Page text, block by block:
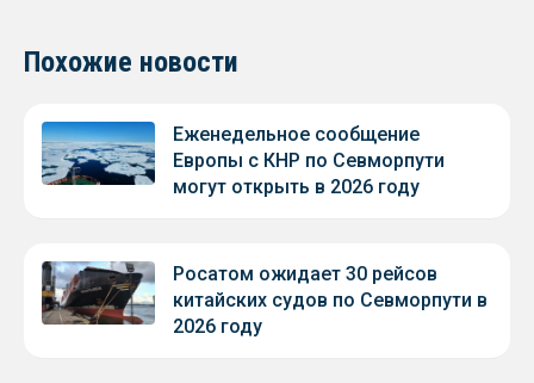
Похожие новости
Еженедельное сообщение
Европы с КНР по Севморпути
могут открыть в 2026 году
Росатом ожидает 30 рейсов
китайских судов по Севморпути в
2026 году